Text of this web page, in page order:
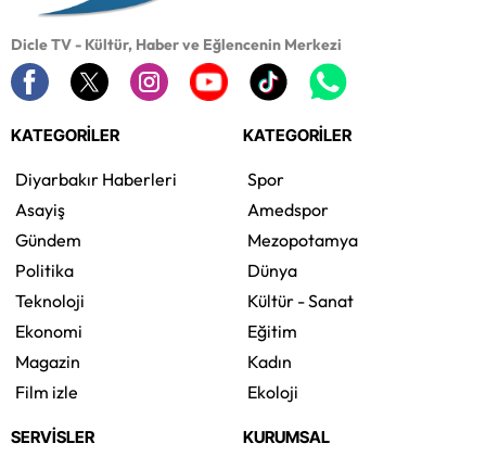
Dicle TV - Kültür, Haber ve Eğlencenin Merkezi
KATEGORİLER
Diyarbakır Haberleri
Asayiş
Gündem
Politika
Teknoloji
Ekonomi
Magazin
Film izle
KATEGORİLER
Spor
Amedspor
Mezopotamya
Dünya
Kültür - Sanat
Eğitim
Kadın
Ekoloji
SERVİSLER KURUMSAL